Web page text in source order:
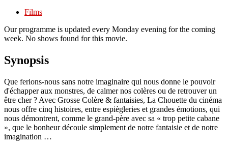
Films
Our programme is updated every Monday evening for the coming
week. No shows found for this movie.
Synopsis
Que ferions-nous sans notre imaginaire qui nous donne le pouvoir
d'échapper aux monstres, de calmer nos colères ou de retrouver un
être cher ? Avec Grosse Colère & fantaisies, La Chouette du cinéma
nous offre cinq histoires, entre espiègleries et grandes émotions, qui
nous démontrent, comme le grand-père avec sa « trop petite cabane
», que le bonheur découle simplement de notre fantaisie et de notre
imagination …